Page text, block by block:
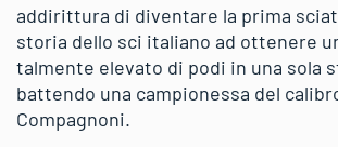
addirittura di diventare la prima
storia dello sci italiano ad ottenere
talmente elevato di podi in una sola
battendo una campionessa del
Compagnoni.